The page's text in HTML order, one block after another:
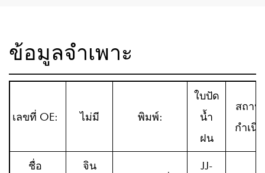
ข้อมูลจำเพาะ
เลขที่ OE: ไม่มี พิมพ์:
ใบปัด
น้ำ
ฝน
สถาน
กำเนิ
ชื่อ
จิน
JJ-